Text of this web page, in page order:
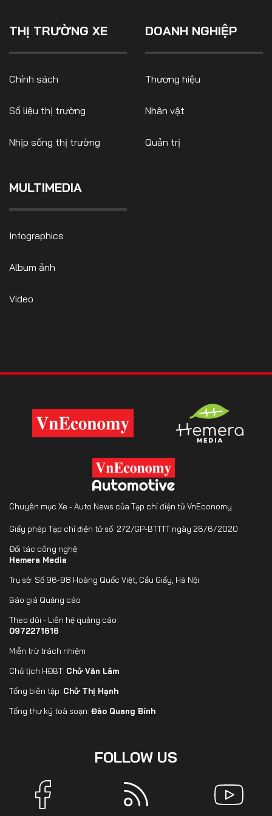
CONTACT US
THỊ TRƯỜNG XE
Chính sách
Số liệu thị trường
Nhịp sống thị trường
DOANH NGHIỆP
Thương hiệu
Nhân vật
Quản trị
MULTIMEDIA
Infographics
Album ảnh
Video
Chuyên mục Xe - Auto News của Tạp chí điện tử VnEconomy
Giấy phép Tạp chí điện tử số: 272/GP-BTTTT ngày 26/6/2020
Đối tác công nghệ:
Hemera Media
Trụ sở: Số 96-98 Hoàng Quốc Việt, Cầu Giấy, Hà Nội
Báo giá Quảng cáo
Theo dõi - Liên hệ quảng cáo:
0972271616
Miễn trừ trách nhiệm
Chủ tịch HĐBT: Chử Văn Lâm
Tổng biên tập: Chử Thị Hạnh
Tổng thư ký toà soạn: Đào Quang Bính
FOLLOW US